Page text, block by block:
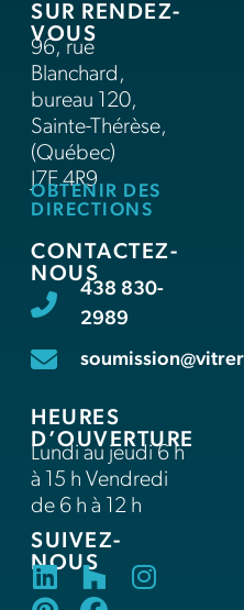
SUR RENDEZ-
VOUS
96, rue
Blanchard,
bureau 120,
Sainte-Thérèse,
(Québec)
J7E 4R9
OBTENIR DES
DIRECTIONS
CONTACTEZ-
NOUS
438 830-
2989
HEURES
D’OUVERTURE
Lundi au jeudi 6 h
à 15 h Vendredi
de 6 h à 12 h
SUIVEZ-
NOUS